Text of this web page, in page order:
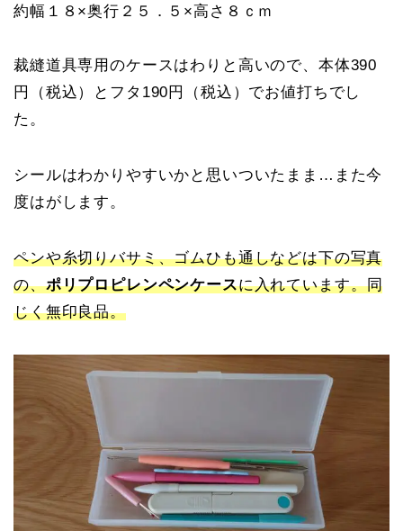
約幅１８×奥行２５．５×高さ８ｃｍ
裁縫道具専用のケースはわりと高いので、本体390
円（税込）とフタ190円（税込）でお値打ちでし
た。
シールはわかりやすいかと思いついたまま…また今
度はがします。
ペンや糸切りバサミ、ゴムひも通しなどは下の写真
の、ポリプロピレンペンケースに入れています。同
じく無印良品。